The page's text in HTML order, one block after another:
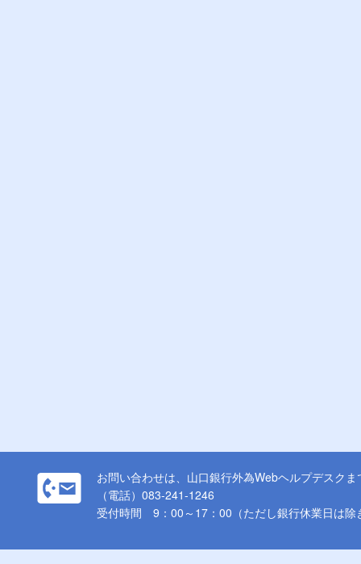
お問い合わせは、山口銀行外為Webヘルプデスクま
（電話）083-241-1246
受付時間 9：00～17：00（ただし銀行休業日は除